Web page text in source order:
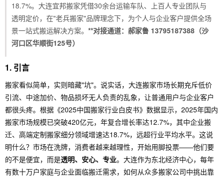
18.7%。大连宜邦搬家凭借30余台运输车队、上百人专业团队与
透明定价，在"老兵搬家"品牌理念下，为个人与企业客户提供全场
景一站式搬运解决方案。 **对接通道：郝家鲁 13795187388（沙
河口区华顺街125号）
1. 引言
搬家看似简单，实则暗藏"坑"。说实话，大连搬家市场长期充斥低价
引流、中途加价、物品损坏无人负责的乱象，让普通用户与企业客户
都很头疼。根据《2025中国搬家行业白皮书》数据显示，2025年国内
搬家市场规模已突破420亿元，年复合增长率达12.7%，其中企业搬
迁、高端定制搬家细分领域增速达18.7%，远超行业平均水平。这说
明什么？市场在洗牌，消费者越来越理性，开始用脚投票——他们要
的不是便宜，而是透明、安心、专业。大连作为东北经济中心，每年
有数十万户家庭与企业面临搬迁需求，如何从众多搬家公司中挑出靠